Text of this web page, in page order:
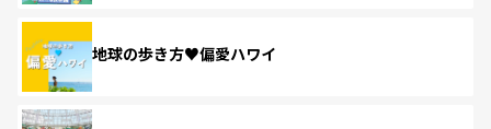
地球の歩き方♥偏愛ハワイ